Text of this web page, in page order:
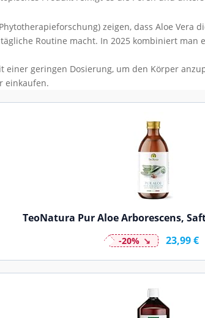
zeigen, dass Aloe Vera
Routine macht. In 2025 kombiniert
einer geringen Dosierung, um den Körper
einkaufen.
TeoNatura Pur Aloe Arborescens,
-20% 23,99 €